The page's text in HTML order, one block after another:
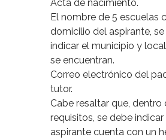
Acta de nacimiento.
El nombre de 5 escuelas
domicilio del aspirante,
indicar el municipio y
se encuentran.
Correo electrónico del
tutor.
Cabe resaltar que, dentro
requisitos, se debe indicar
aspirante cuenta con un